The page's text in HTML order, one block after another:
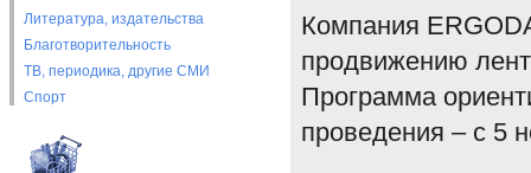
Литература, издательства
Благотворительность
ТВ, периодика, другие СМИ
Спорт
Компания
продвижению
Программа
проведения – с 5